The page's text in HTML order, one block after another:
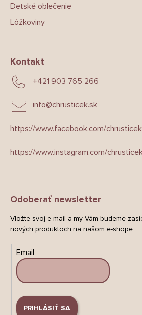
Detské oblečenie
Lôžkoviny
Kontakt
info@chrusticek.sk
+421 903 765 266
https://www.facebook.com/
https://www.instagram.com/
Odoberať newsletter
Vložte svoj e-mail a my Vám budeme
nových produktoch na našom e-shope.
Email
PRIHLÁSIŤ SA